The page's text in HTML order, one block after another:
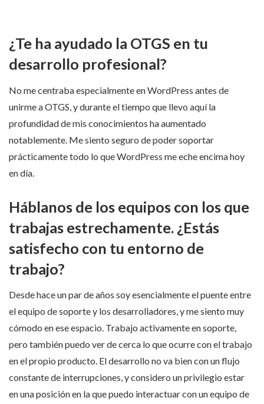
¿Te ha ayudado la OTGS en tu
desarrollo profesional?
No me centraba especialmente en WordPress antes de
unirme a OTGS, y durante el tiempo que llevo aquí la
profundidad de mis conocimientos ha aumentado
notablemente. Me siento seguro de poder soportar
prácticamente todo lo que WordPress me eche encima hoy
en día.
Háblanos de los equipos con los que
trabajas estrechamente. ¿Estás
satisfecho con tu entorno de
trabajo?
Desde hace un par de años soy esencialmente el puente entre
el equipo de soporte y los desarrolladores, y me siento muy
cómodo en ese espacio. Trabajo activamente en soporte,
pero también puedo ver de cerca lo que ocurre con el trabajo
en el propio producto. El desarrollo no va bien con un flujo
constante de interrupciones, y considero un privilegio estar
en una posición en la que puedo interactuar con un equipo de